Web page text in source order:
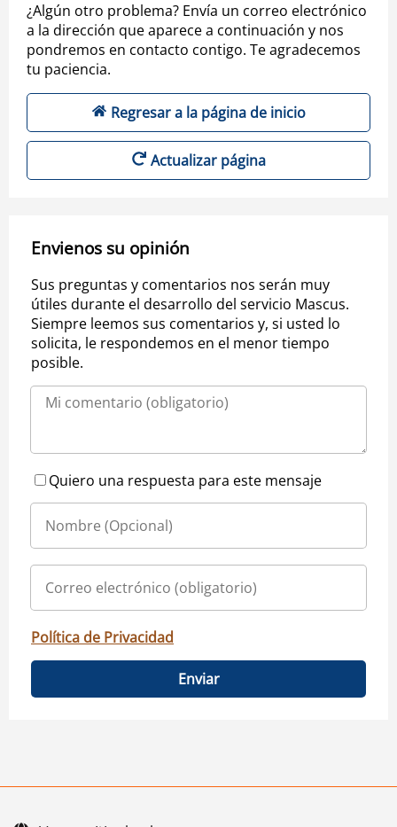
¿Algún otro problema? Envía un correo electrónico
a la dirección que aparece a continuación y nos
pondremos en contacto contigo. Te agradecemos
tu paciencia.
Regresar a la página de inicio
Actualizar página
Envienos su opinión
Sus preguntas y comentarios nos serán muy
útiles durante el desarrollo del servicio Mascus.
Siempre leemos sus comentarios y, si usted lo
solicita, le respondemos en el menor tiempo
posible.
Quiero una respuesta para este mensaje
Política de Privacidad
Enviar